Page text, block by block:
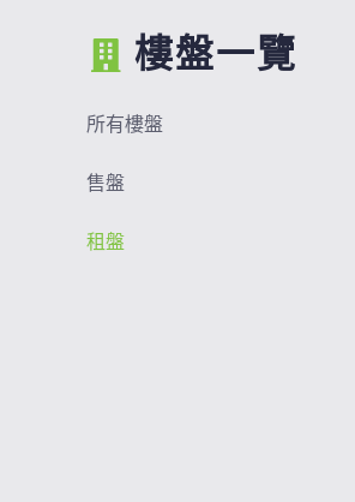
樓盤一覽
所有樓盤
售盤
租盤